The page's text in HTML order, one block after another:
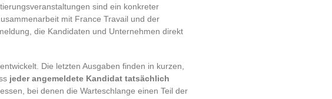
sind ein konkreter
mit France Travail und der
die Kandidaten und Unternehmen direkt
Die letzten Ausgaben finden in kurzen,
jeder angemeldete Kandidat tatsächlich
bei denen die Warteschlange einen Teil der